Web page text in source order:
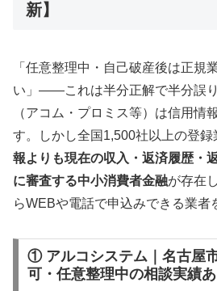
新】
「任意整理中・自己破産後は正規
い」——これは半分正解で半分誤
（アコム・プロミス等）は信用情
す。しかし全国1,500社以上の登録
報よりも現在の収入・返済履歴・
に審査する中小消費者金融が存在
らWEBや電話で申込みできる業者
① アルコシステム｜名古屋
可・任意整理中の相談実績あ